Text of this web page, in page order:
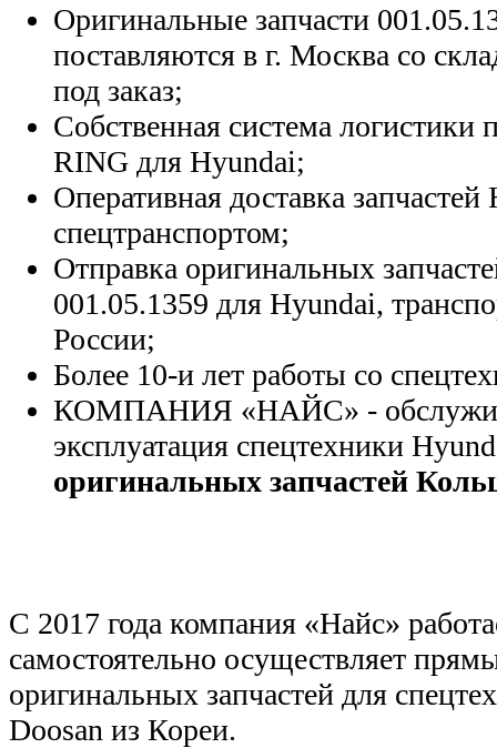
Оригинальные запчасти
поставляются в г. Москва со
под заказ;
Собственная система логистики
RING для Hyundai;
Оперативная доставка
спецтранспортом;
Отправка оригинальных
001.05.1359 для Hyundai,
России;
Более 10-и лет работы со
КОМПАНИЯ «НАЙС» -
эксплуатация спецтехники
оригинальных запчастей
С 2017 года компания «Найс»
самостоятельно осуществляет
оригинальных запчастей для
Doosan из Кореи.